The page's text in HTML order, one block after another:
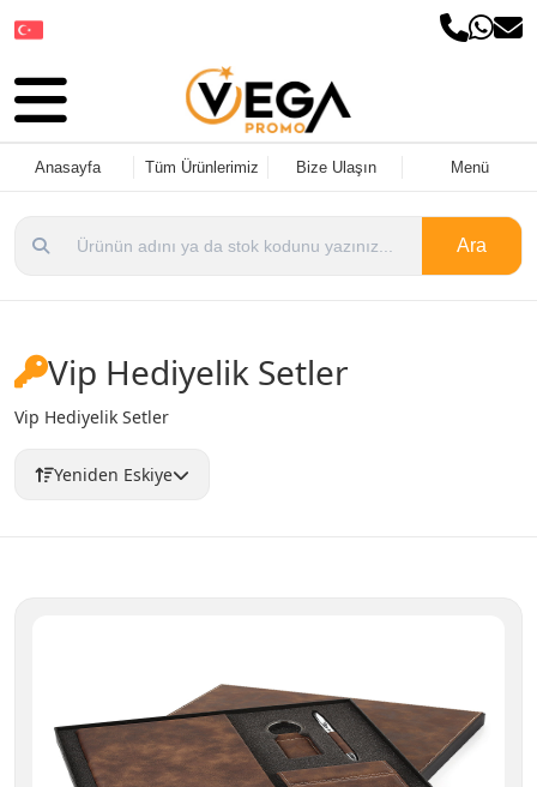
Anasayfa Tüm Ürünlerimiz Bize Ulaşın Menü
Ara
Vip Hediyelik Setler
Vip Hediyelik Setler
Yeniden Eskiye